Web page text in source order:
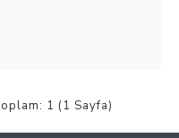
1 (1 Sayfa)